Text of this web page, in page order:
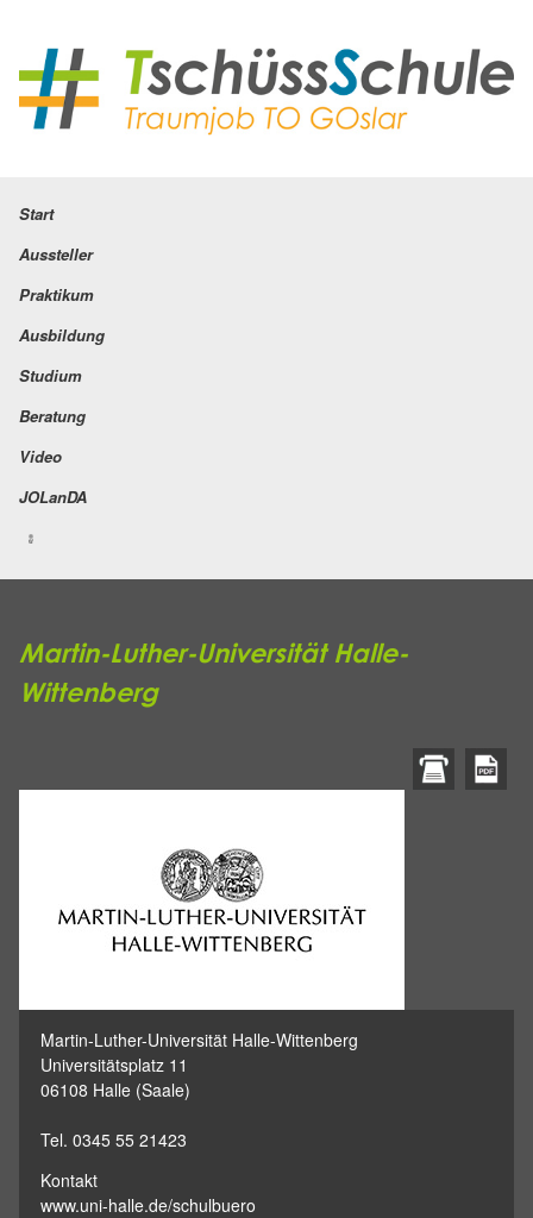
Start
Aussteller
Praktikum
Ausbildung
Studium
Beratung
Video
JOLanDA
Martin-Luther-Universität Halle-
Wittenberg
Martin-Luther-Universität Halle-Wittenberg
Universitätsplatz 11
06108 Halle (Saale)
Tel. 0345 55 21423
Kontakt
www.uni-halle.de/schulbuero